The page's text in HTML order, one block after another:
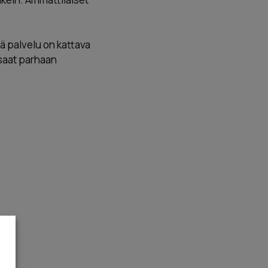
palvelu on kattava
parhaan